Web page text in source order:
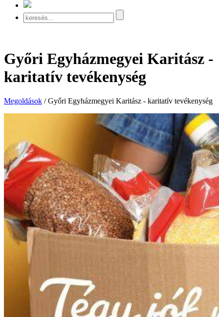
Győri Egyházmegyei Karitász -
karitatív tevékenység
Megoldások /Győri Egyházmegyei Karitász - karitatív tevékenység